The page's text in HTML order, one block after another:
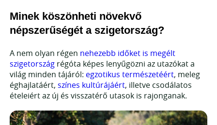
Minek köszönheti növekvő
népszerűségét a szigetország?
A nem olyan régen nehezebb időket is megélt
szigetország régóta képes lenyűgözni az utazókat a
világ minden tájáról: egzotikus természetéért, meleg
éghajlatáért, színes kultúrájáért, illetve csodálatos
ételeiért az új és visszatérő utasok is rajonganak.